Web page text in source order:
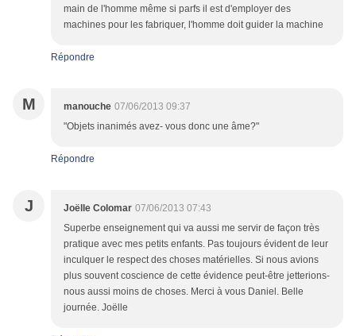
main de l'homme même si parfs il est d'employer des
machines pour les fabriquer, l'homme doit guider la machine
Répondre
M manouche 07/06/2013 09:37
"Objets inanimés avez- vous donc une âme?"
Répondre
J Joëlle Colomar 07/06/2013 07:43
Superbe enseignement qui va aussi me servir de façon très
pratique avec mes petits enfants. Pas toujours évident de leur
inculquer le respect des choses matérielles. Si nous avions
plus souvent coscience de cette évidence peut-être jetterions-
nous aussi moins de choses. Merci à vous Daniel. Belle
journée. Joëlle